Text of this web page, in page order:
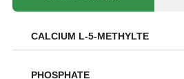
Product
CALCIUM L-5-METHYLTE
PHOSPHATE